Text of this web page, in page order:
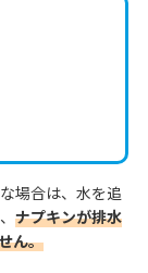
場合は、水を追
ナプキンが排水
ん。